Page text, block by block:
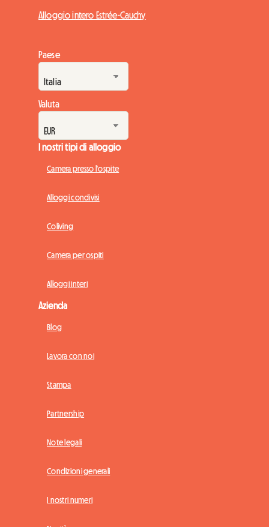
Alloggio intero Estrée-Cauchy
Paese
Valuta
I nostri tipi di alloggio
Camera presso l'ospite
Alloggi condivisi
Coliving
Camera per ospiti
Alloggi interi
Azienda
Blog
Lavora con noi
Stampa
Partnership
Note legali
Condizioni generali
I nostri numeri